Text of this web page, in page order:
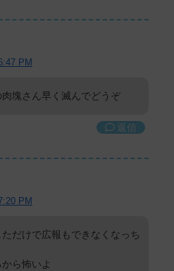
PM
塊さん早く滅んでどうぞ
返信
PM
だけで広報もできなくなっち
ら怖いよ